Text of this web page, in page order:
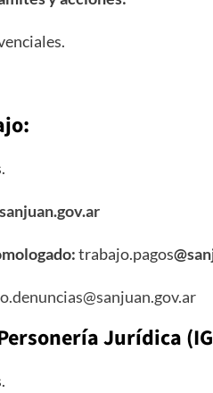
trabajo.pagos@
Jurídica